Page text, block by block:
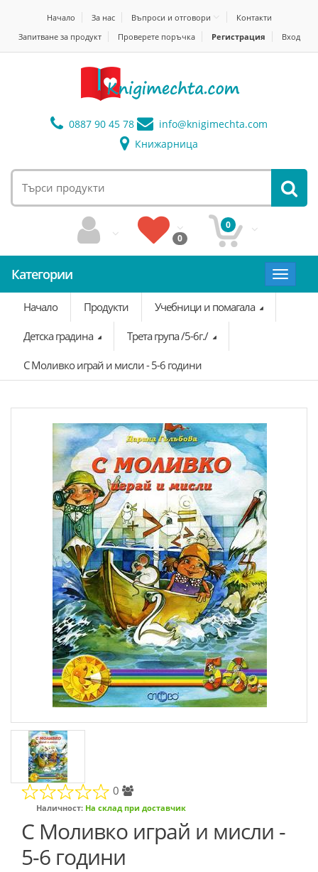
Начало За нас Въпроси и отговори
Контакти
Запитване за продукт
Проверете поръчка Регистрация Вход
0887 90 45 78 info@knigimechta.com
Книжарница
0
0
Категории
Toggle
Начало
Продукти Учебници и помагала
Детска градина Трета група /5-6г./
С Моливко играй и мисли - 5-6 години
0
Наличност: На склад при доставчик
С Моливко играй и мисли -
5-6 години